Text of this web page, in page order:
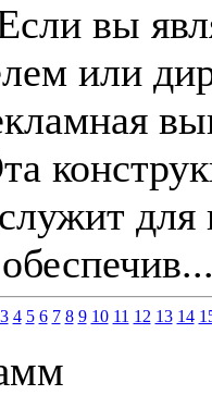
вы
или
для
3 4 5 6 7 8 9 10 11 12 13 14